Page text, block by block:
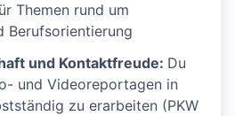
Themen rund um
Berufsorientierung
und Kontaktfreude: Du
und Videoreportagen in
zu erarbeiten (PKW